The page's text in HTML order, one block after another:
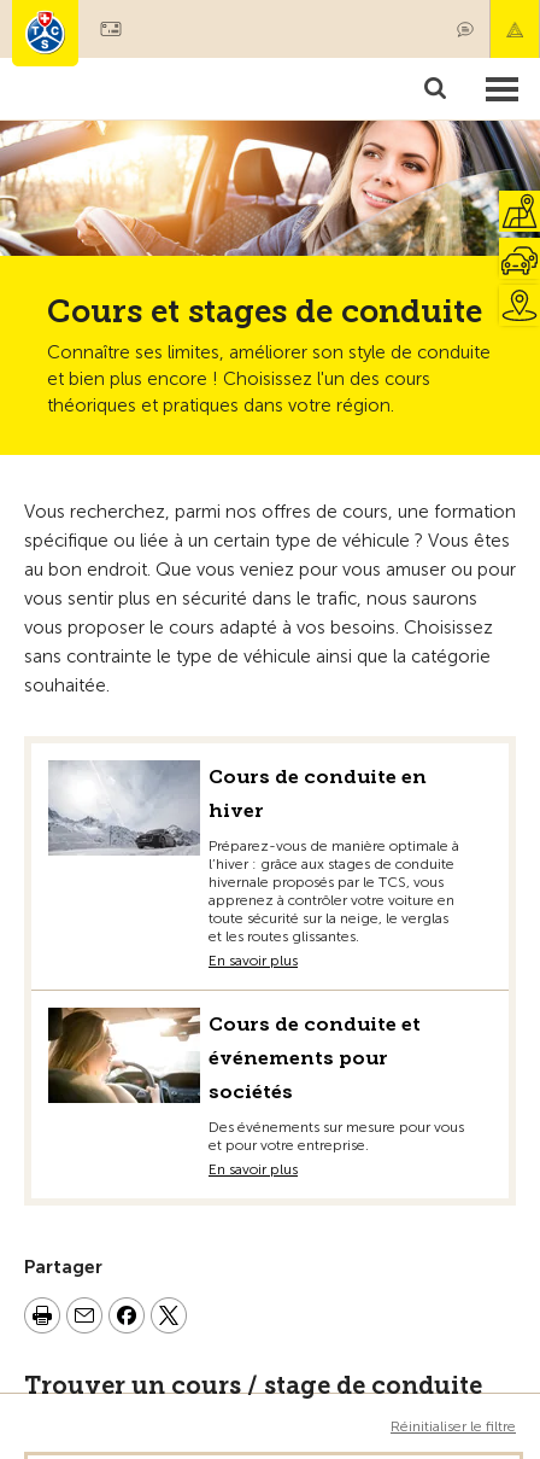
Membres & prestations
Tests, sécurité & santé
Cours et stages de conduite
Connaître ses limites, améliorer son style de conduite
et bien plus encore ! Choisissez l'un des cours
théoriques et pratiques dans votre région.
Vous recherchez, parmi nos offres de cours, une formation
spécifique ou liée à un certain type de véhicule ? Vous êtes
au bon endroit. Que vous veniez pour vous amuser ou pour
vous sentir plus en sécurité dans le trafic, nous saurons
vous proposer le cours adapté à vos besoins. Choisissez
sans contrainte le type de véhicule ainsi que la catégorie
souhaitée.
Cours de conduite en
hiver
Préparez-vous de manière optimale à
l’hiver : grâce aux stages de conduite
hivernale proposés par le TCS, vous
apprenez à contrôler votre voiture en
toute sécurité sur la neige, le verglas
et les routes glissantes.
En savoir plus
Cours de conduite et
événements pour
sociétés
Des événements sur mesure pour vous
et pour votre entreprise.
En savoir plus
Partager
Trouver un cours / stage de conduite
Réinitialiser le filtre